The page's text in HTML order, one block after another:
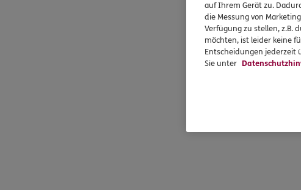
auf Ihrem Gerät zu.
die Messung von
Verfügung zu stellen, z.B.
möchten, ist leider keine
Entscheidungen jederzeit
Sie unter